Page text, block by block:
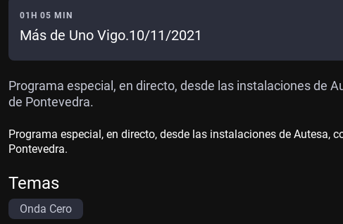
01H 05 MIN
Más de Uno Vigo.10/11/2021
Programa especial, en directo, desde las instalaciones de
de Pontevedra.
Programa especial, en directo, desde las instalaciones de Autesa,
Pontevedra.
Temas
Onda Cero